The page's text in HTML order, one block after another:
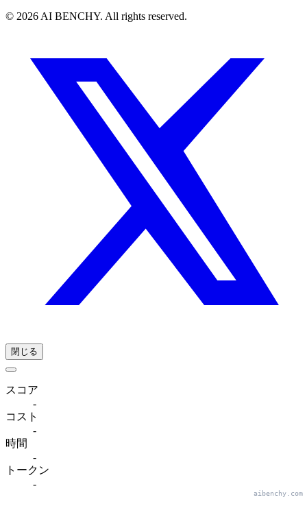
© 2026 AI BENCHY. All rights reserved.
閉じる
スコア
-
コスト
-
時間
-
トークン
-